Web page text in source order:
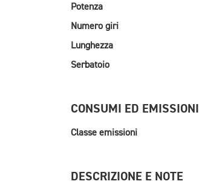
Potenza
Numero giri
Lunghezza
Serbatoio
CONSUMI ED EMISSIONI
Classe emissioni
DESCRIZIONE E NOTE